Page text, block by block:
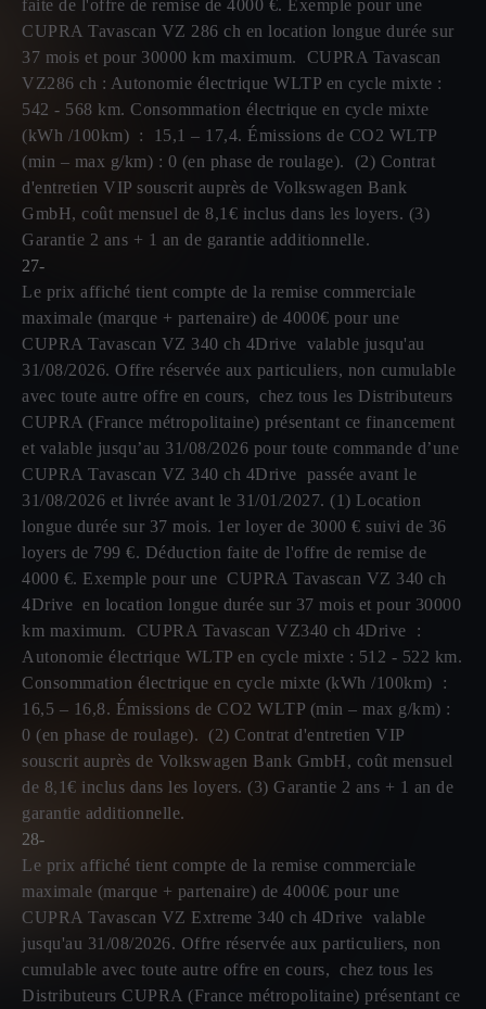
faite de l'offre de remise de 4000 €. Exemple pour une
CUPRA Tavascan VZ 286 ch en location longue durée sur
37 mois et pour 30000 km maximum. CUPRA Tavascan
VZ286 ch : Autonomie électrique WLTP en cycle mixte :
542 - 568 km. Consommation électrique en cycle mixte
(kWh /100km) : 15,1 – 17,4. Émissions de CO2 WLTP
(min – max g/km) : 0 (en phase de roulage). (2) Contrat
d'entretien VIP souscrit auprès de Volkswagen Bank
GmbH, coût mensuel de 8,1€ inclus dans les loyers. (3)
Garantie 2 ans + 1 an de garantie additionnelle.
27-
Le prix affiché tient compte de la remise commerciale
maximale (marque + partenaire) de 4000€ pour une
CUPRA Tavascan VZ 340 ch 4Drive valable jusqu'au
31/08/2026. Offre réservée aux particuliers, non cumulable
avec toute autre offre en cours, chez tous les Distributeurs
CUPRA (France métropolitaine) présentant ce financement
et valable jusqu’au 31/08/2026 pour toute commande d’une
CUPRA Tavascan VZ 340 ch 4Drive passée avant le
31/08/2026 et livrée avant le 31/01/2027. (1) Location
longue durée sur 37 mois. 1er loyer de 3000 € suivi de 36
loyers de 799 €. Déduction faite de l'offre de remise de
4000 €. Exemple pour une CUPRA Tavascan VZ 340 ch
4Drive en location longue durée sur 37 mois et pour 30000
km maximum. CUPRA Tavascan VZ340 ch 4Drive :
Autonomie électrique WLTP en cycle mixte : 512 - 522 km.
Consommation électrique en cycle mixte (kWh /100km) :
16,5 – 16,8. Émissions de CO2 WLTP (min – max g/km) :
0 (en phase de roulage). (2) Contrat d'entretien VIP
souscrit auprès de Volkswagen Bank GmbH, coût mensuel
de 8,1€ inclus dans les loyers. (3) Garantie 2 ans + 1 an de
garantie additionnelle.
28-
Le prix affiché tient compte de la remise commerciale
maximale (marque + partenaire) de 4000€ pour une
CUPRA Tavascan VZ Extreme 340 ch 4Drive valable
jusqu'au 31/08/2026. Offre réservée aux particuliers, non
cumulable avec toute autre offre en cours, chez tous les
Distributeurs CUPRA (France métropolitaine) présentant ce